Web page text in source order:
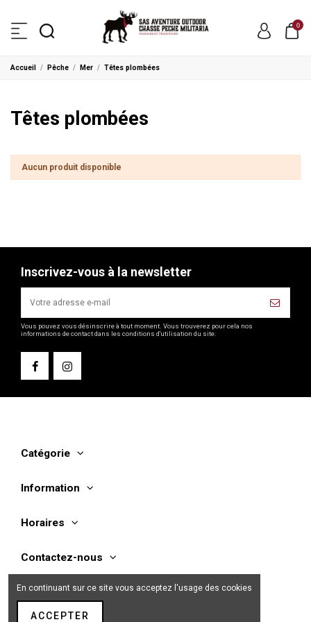
0
Accueil Pêche Mer Têtes plombées
Têtes plombées
Aucun produit disponible
Inscrivez-vous à la newsletter
Vous pouvez vous désinscrire à tout moment. Vous trouverez pour cela nos
informations de contact dans les conditions d'utilisation du site.
Catégorie
Information
Horaires
Contactez-nous
En continuant sur ce site vous acceptez l'usage des cookies
ACCEPTER